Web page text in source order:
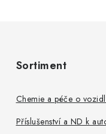
Sortiment
Chemie a péče o
Příslušenství a ND k